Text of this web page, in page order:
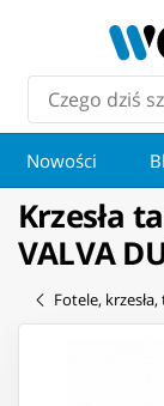
Nowości
Krzesła
VALVA
Fotele,